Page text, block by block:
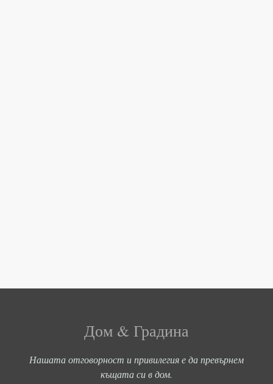
Дом & Градина
Нашата отговорност и привилегия е да превърнем
къщата си в дом.